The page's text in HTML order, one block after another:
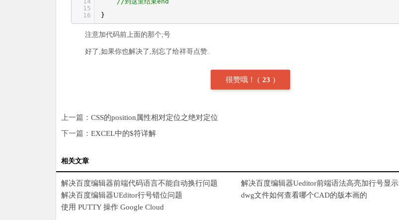
15
16
}
注意加代码前上面的那个;号
好了,如果你也解决了,别忘了给祥哥点赞.
很赞哦！ ( 23 )
上一篇： CSS的position属性相对定位之绝对定位
下一篇： EXCEL中的$符详解
相关文章
解决百度编辑器前端代码语言不能自动换行问题
解决百度编辑器Ueditor前端语法高亮加行号显示
解决百度编辑器UEditor行号错位问题
dwg文件如何查看哪个CAD的版本画的
使用 PUTTY 操作 Google Cloud